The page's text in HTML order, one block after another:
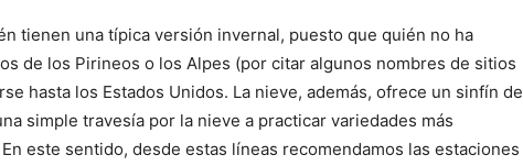
tienen una típica versión invernal, puesto que quién no ha
de los Pirineos o los Alpes (por citar algunos nombres de sitios
hasta los Estados Unidos. La nieve, además, ofrece un sinfín de
simple travesía por la nieve a practicar variedades más
este sentido, desde estas líneas recomendamos las estaciones